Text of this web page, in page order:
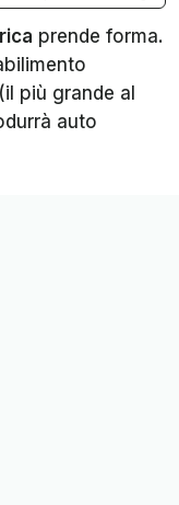
prende forma.
più grande al
auto